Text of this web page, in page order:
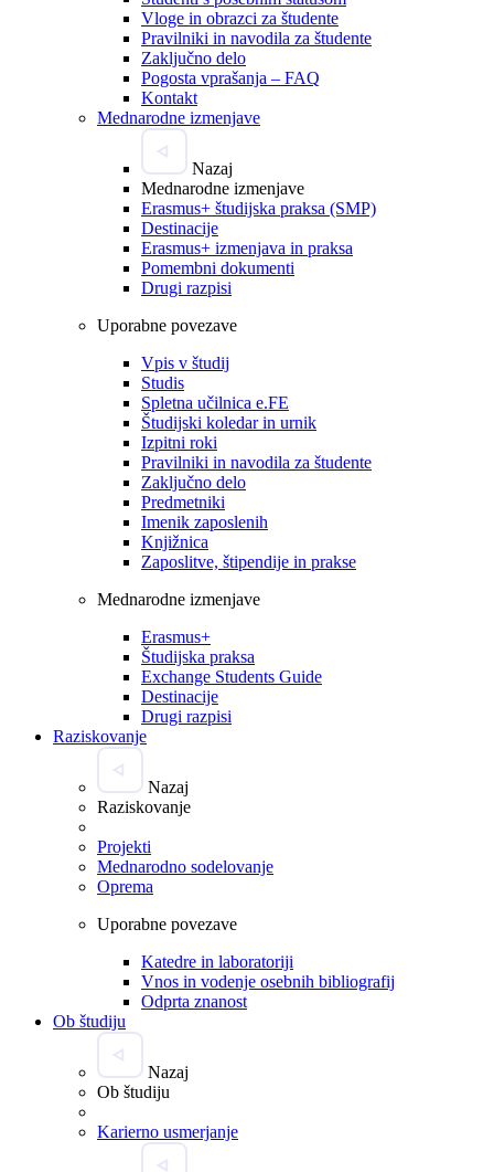
Vloge in obrazci za študente
Pravilniki in navodila za študente
Zaključno delo
Pogosta vprašanja – FAQ
Kontakt
Mednarodne izmenjave
Nazaj
Mednarodne izmenjave
Erasmus+ študijska praksa (SMP)
Destinacije
Erasmus+ izmenjava in praksa
Pomembni dokumenti
Drugi razpisi
Uporabne povezave
Vpis v študij
Studis
Spletna učilnica e.FE
Študijski koledar in urnik
Izpitni roki
Pravilniki in navodila za študente
Zaključno delo
Predmetniki
Imenik zaposlenih
Knjižnica
Zaposlitve, štipendije in prakse
Mednarodne izmenjave
Erasmus+
Študijska praksa
Exchange Students Guide
Destinacije
Drugi razpisi
Raziskovanje
Nazaj
Raziskovanje
Projekti
Mednarodno sodelovanje
Oprema
Uporabne povezave
Katedre in laboratoriji
Vnos in vodenje osebnih bibliografij
Odprta znanost
Ob študiju
Nazaj
Ob študiju
Karierno usmerjanje